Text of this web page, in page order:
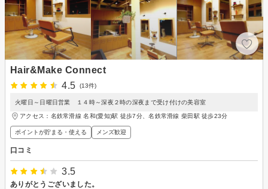
Hair&Make Connect
4.5
(13件)
火曜日～日曜日営業 １４時～深夜２時の深夜まで受け付けの美容室
アクセス：名鉄常滑線 名和(愛知)駅 徒歩7分、名鉄常滑線 柴田駅 徒歩23分
ポイントが貯まる・使える メンズ歓迎
口コミ
3.5
ありがとうございました。